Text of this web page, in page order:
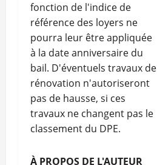
fonction de l'indice de
référence des loyers ne
pourra leur être appliquée
à la date anniversaire du
bail. D'éventuels travaux de
rénovation n'autoriseront
pas de hausse, si ces
travaux ne changent pas le
classement du DPE.
À PROPOS DE L'AUTEUR